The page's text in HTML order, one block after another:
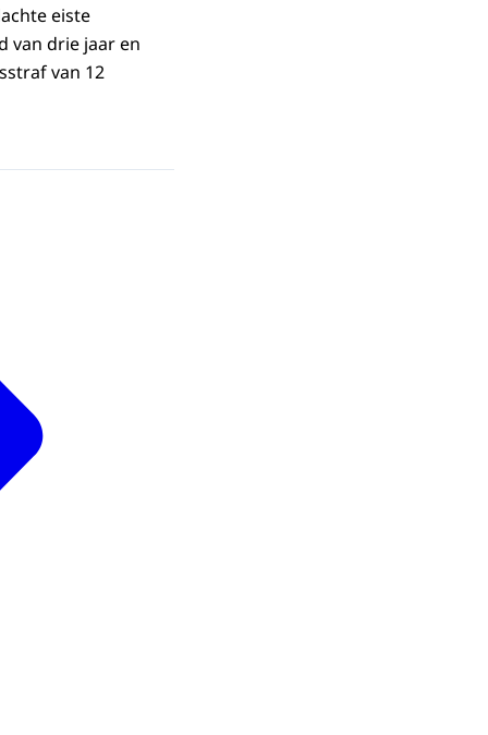
eiste
van drie jaar en
van 12